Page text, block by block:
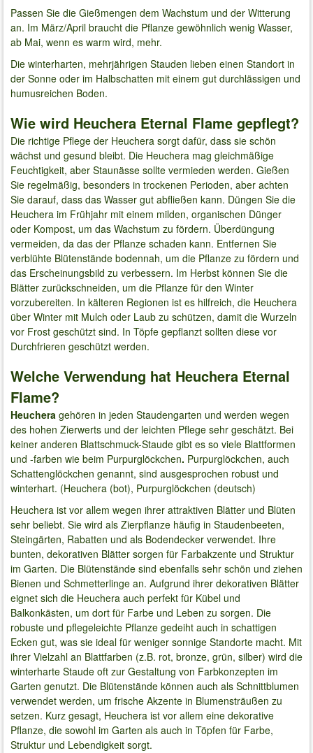
Passen Sie die Gießmengen dem Wachstum und der Witterung
an. Im März/April braucht die Pflanze gewöhnlich wenig Wasser,
ab Mai, wenn es warm wird, mehr.
Die winterharten, mehrjährigen Stauden lieben einen Standort in
der Sonne oder im Halbschatten mit einem gut durchlässigen und
humusreichen Boden.
Wie wird Heuchera Eternal Flame gepflegt?
Die richtige Pflege der Heuchera sorgt dafür, dass sie schön
wächst und gesund bleibt. Die Heuchera mag gleichmäßige
Feuchtigkeit, aber Staunässe sollte vermieden werden. Gießen
Sie regelmäßig, besonders in trockenen Perioden, aber achten
Sie darauf, dass das Wasser gut abfließen kann. Düngen Sie die
Heuchera im Frühjahr mit einem milden, organischen Dünger
oder Kompost, um das Wachstum zu fördern. Überdüngung
vermeiden, da das der Pflanze schaden kann. Entfernen Sie
verblühte Blütenstände bodennah, um die Pflanze zu fördern und
das Erscheinungsbild zu verbessern. Im Herbst können Sie die
Blätter zurückschneiden, um die Pflanze für den Winter
vorzubereiten. In kälteren Regionen ist es hilfreich, die Heuchera
über Winter mit Mulch oder Laub zu schützen, damit die Wurzeln
vor Frost geschützt sind. In Töpfe gepflanzt sollten diese vor
Durchfrieren geschützt werden.
Welche Verwendung hat Heuchera Eternal
Flame?
Heuchera gehören in jeden Staudengarten und werden wegen
des hohen Zierwerts und der leichten Pflege sehr geschätzt. Bei
keiner anderen Blattschmuck-Staude gibt es so viele Blattformen
und -farben wie beim Purpurglöckchen. Purpurglöckchen, auch
Schattenglöckchen genannt, sind ausgesprochen robust und
winterhart. (Heuchera (bot), Purpurglöckchen (deutsch)
Heuchera ist vor allem wegen ihrer attraktiven Blätter und Blüten
sehr beliebt. Sie wird als Zierpflanze häufig in Staudenbeeten,
Steingärten, Rabatten und als Bodendecker verwendet. Ihre
bunten, dekorativen Blätter sorgen für Farbakzente und Struktur
im Garten. Die Blütenstände sind ebenfalls sehr schön und ziehen
Bienen und Schmetterlinge an. Aufgrund ihrer dekorativen Blätter
eignet sich die Heuchera auch perfekt für Kübel und
Balkonkästen, um dort für Farbe und Leben zu sorgen. Die
robuste und pflegeleichte Pflanze gedeiht auch in schattigen
Ecken gut, was sie ideal für weniger sonnige Standorte macht. Mit
ihrer Vielzahl an Blattfarben (z.B. rot, bronze, grün, silber) wird die
winterharte Staude oft zur Gestaltung von Farbkonzepten im
Garten genutzt. Die Blütenstände können auch als Schnittblumen
verwendet werden, um frische Akzente in Blumensträußen zu
setzen. Kurz gesagt, Heuchera ist vor allem eine dekorative
Pflanze, die sowohl im Garten als auch in Töpfen für Farbe,
Struktur und Lebendigkeit sorgt.